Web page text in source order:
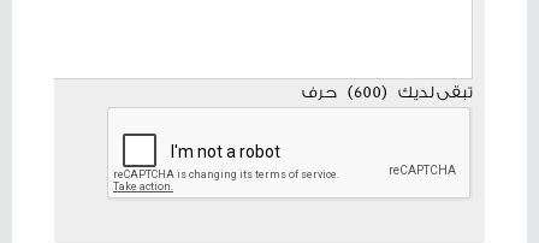
تبقى لديك (
600
) حرف